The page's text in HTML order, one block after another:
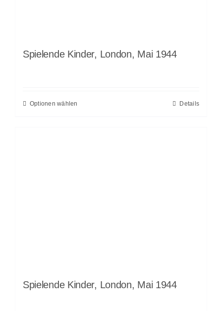
Spielende Kinder, London, Mai 1944
Optionen wählen Details
Spielende Kinder, London, Mai 1944